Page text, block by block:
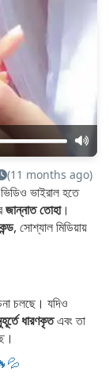
(11 months ago)
ভাইরাল হতে
জান্নাত তোহা।
, সোশ্যাল মিডিয়ায়
চলছে। যদিও
ধারণকৃতএবং তা